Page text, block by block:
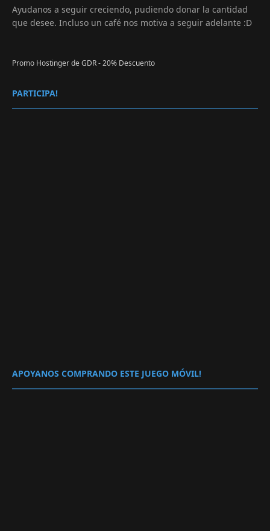
Ayudanos a seguir creciendo, pudiendo donar la cantidad
que desee. Incluso un café nos motiva a seguir adelante :D
Promo Hostinger de GDR - 20% Descuento
PARTICIPA!
APOYANOS COMPRANDO ESTE JUEGO MÓVIL!